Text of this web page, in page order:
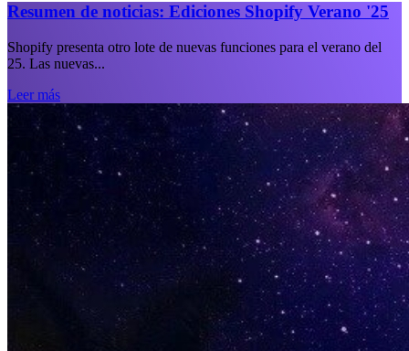
Resumen de noticias: Ediciones Shopify Verano '25
Shopify presenta otro lote de nuevas funciones para el verano del
25. Las nuevas...
Leer más